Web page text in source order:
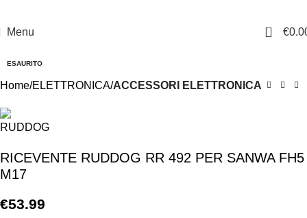
Menu 0 €
ESAURITO
Home ELETTRONICA ACCESSORI ELETTRONICA
RICEVENTE RUDDOG RR 492 PER SANWA FH5
M17
€53.99